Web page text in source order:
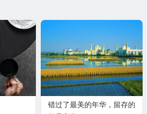
错过了最美的年华，留存的